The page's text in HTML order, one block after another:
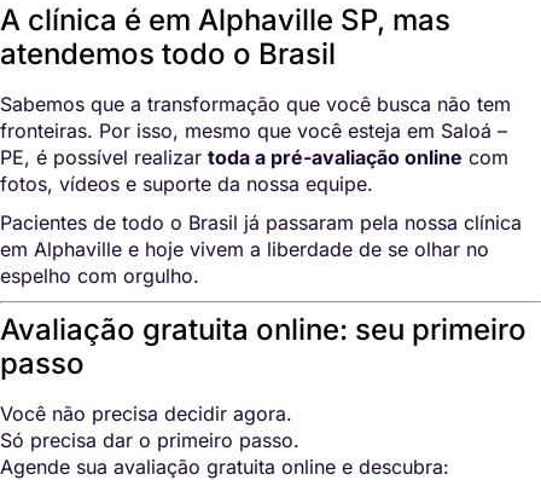
A clínica é em Alphaville SP, mas
atendemos todo o Brasil
Sabemos que a transformação que você busca não tem
fronteiras. Por isso, mesmo que você esteja em Saloá –
PE, é possível realizar toda a pré-avaliação online com
fotos, vídeos e suporte da nossa equipe.
Pacientes de todo o Brasil já passaram pela nossa clínica
em Alphaville e hoje vivem a liberdade de se olhar no
espelho com orgulho.
Avaliação gratuita online: seu primeiro
passo
Você não precisa decidir agora.
Só precisa dar o primeiro passo.
Agende sua avaliação gratuita online e descubra: